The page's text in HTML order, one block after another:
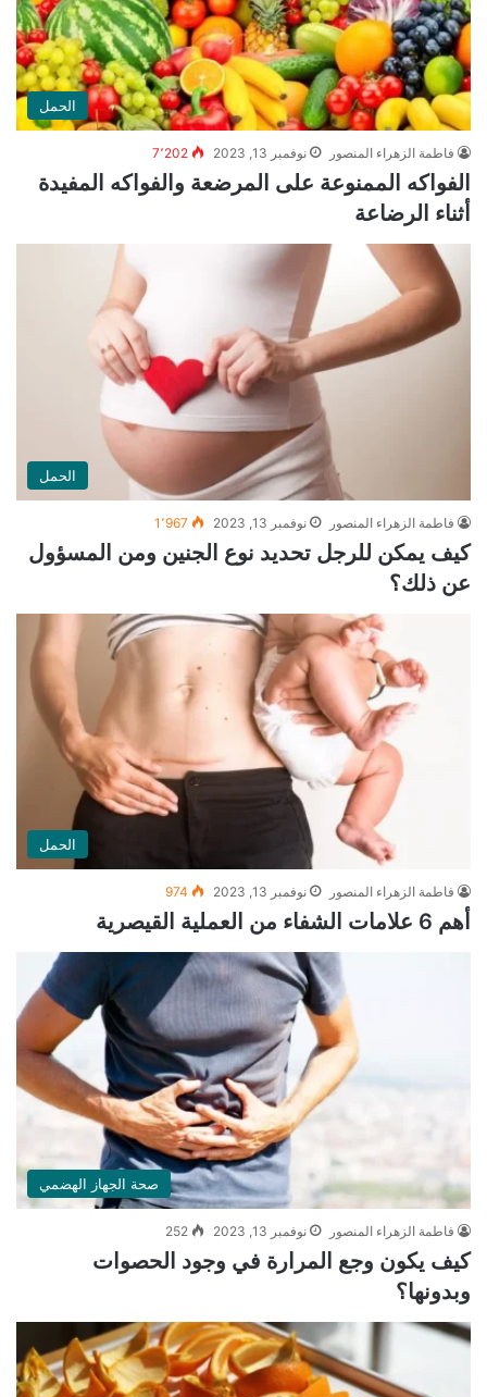
الحمل
فاطمة الزهراء المنصور نوفمبر 13, 2023 7٬202
الفواكه الممنوعة على المرضعة والفواكه المفيدة
أثناء الرضاعة
الحمل
فاطمة الزهراء المنصور نوفمبر 13, 2023 1٬967
كيف يمكن للرجل تحديد نوع الجنين ومن المسؤول
عن ذلك؟
الحمل
فاطمة الزهراء المنصور نوفمبر 13, 2023 974
أهم 6 علامات الشفاء من العملية القيصرية
صحة الجهاز الهضمي
فاطمة الزهراء المنصور نوفمبر 13, 2023 252
كيف يكون وجع المرارة في وجود الحصوات
وبدونها؟